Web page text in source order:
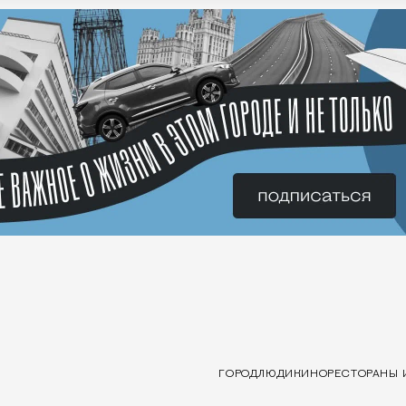
ГОРОДЛЮДИ КИНОРЕСТОРАНЫ